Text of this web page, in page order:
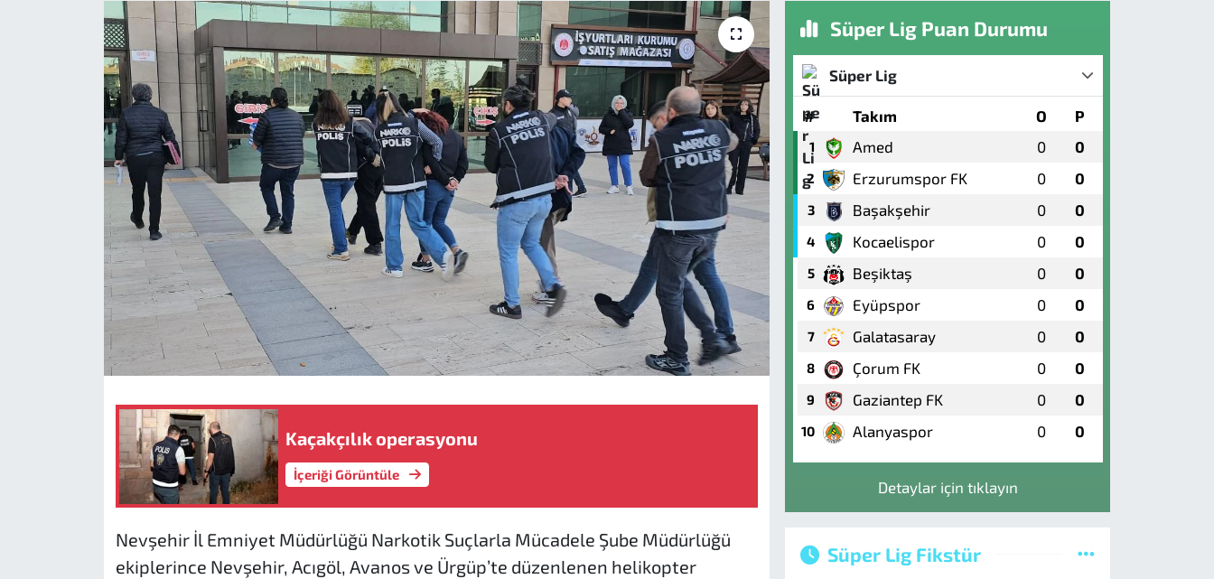
Kaçakçılık operasyonu
İçeriği Görüntüle
Nevşehir İl Emniyet Müdürlüğü Narkotik Suçlarla Mücadele Şube Müdürlüğü
ekiplerince Nevşehir, Acıgöl, Avanos ve Ürgüp’te düzenlenen helikopter
Süper Lig Puan Durumu
Süper Lig
# Takım O P
1 Amed 0 0
2 Erzurumspor FK 0 0
3 Başakşehir 0 0
4 Kocaelispor 0 0
5 Beşiktaş 0 0
6 Eyüpspor 0 0
7 Galatasaray 0 0
8 Çorum FK 0 0
9 Gaziantep FK 0 0
10 Alanyaspor 0 0
Detaylar için tıklayın
Süper Lig Fikstür